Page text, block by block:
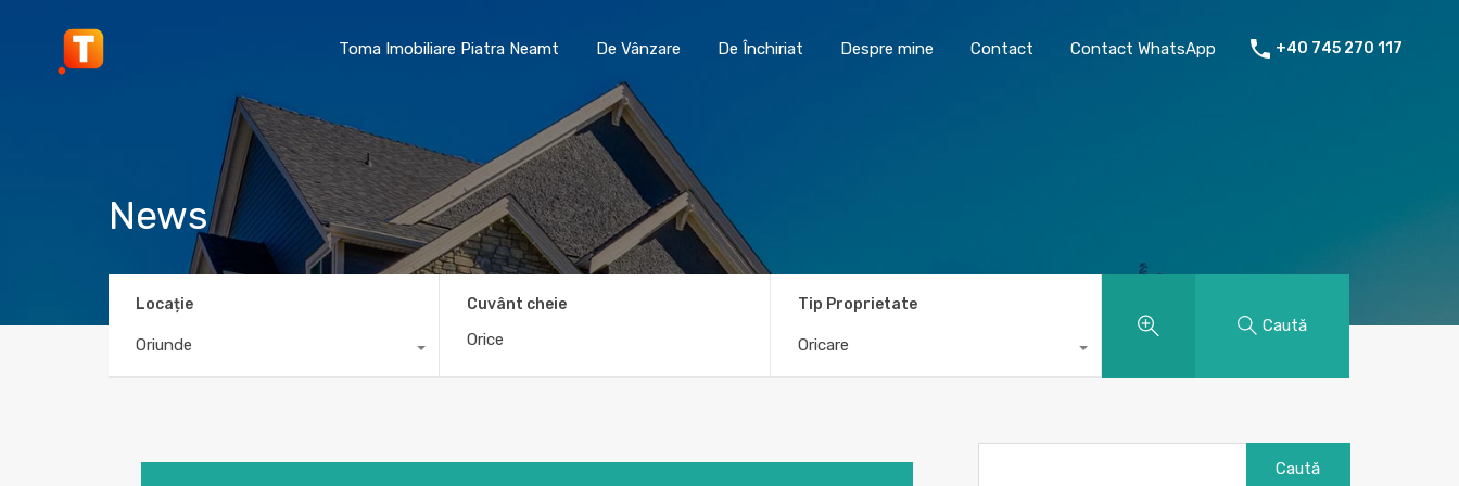
Toma Imobiliare Piatra Neamt De Vânzare De Închiriat Despre mine Contact Contact WhatsApp
Toma Imobiliare Piatra Neamt De Vânzare De Închiriat Despre mine Contact Contact WhatsApp +40 745 270 117
News
Locație
Oriunde
Cuvânt cheie Tip Proprietate
Oricare
Caută
după: